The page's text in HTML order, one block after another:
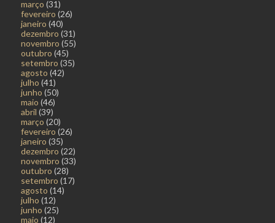
março (31)
fevereiro (26)
janeiro (40)
dezembro (31)
novembro (55)
outubro (45)
setembro (35)
agosto (42)
julho (41)
junho (50)
maio (46)
abril (39)
março (20)
fevereiro (26)
janeiro (35)
dezembro (22)
novembro (33)
outubro (28)
setembro (17)
agosto (14)
julho (12)
junho (25)
maio (12)